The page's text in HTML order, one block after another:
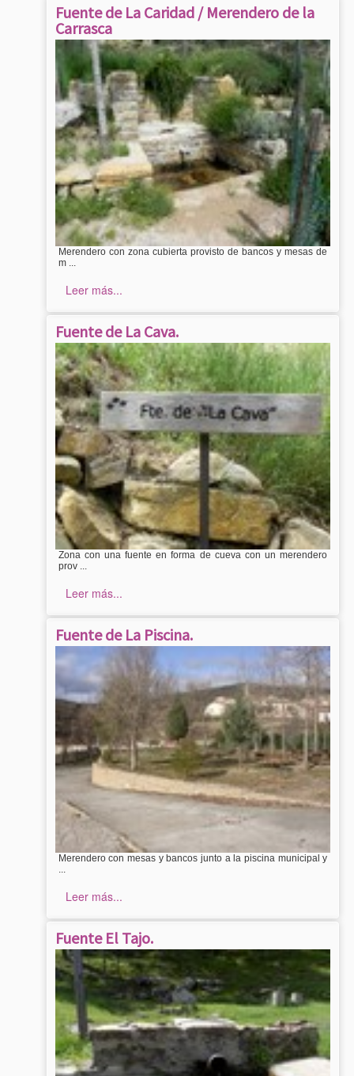
Fuente de La Caridad / Merendero de la
Carrasca
Merendero con zona cubierta provisto de bancos y mesas de
m ...
Leer más...
Fuente de La Cava.
Zona con una fuente en forma de cueva con un merendero
prov ...
Leer más...
Fuente de La Piscina.
Merendero con mesas y bancos junto a la piscina municipal y
...
Leer más...
Fuente El Tajo.